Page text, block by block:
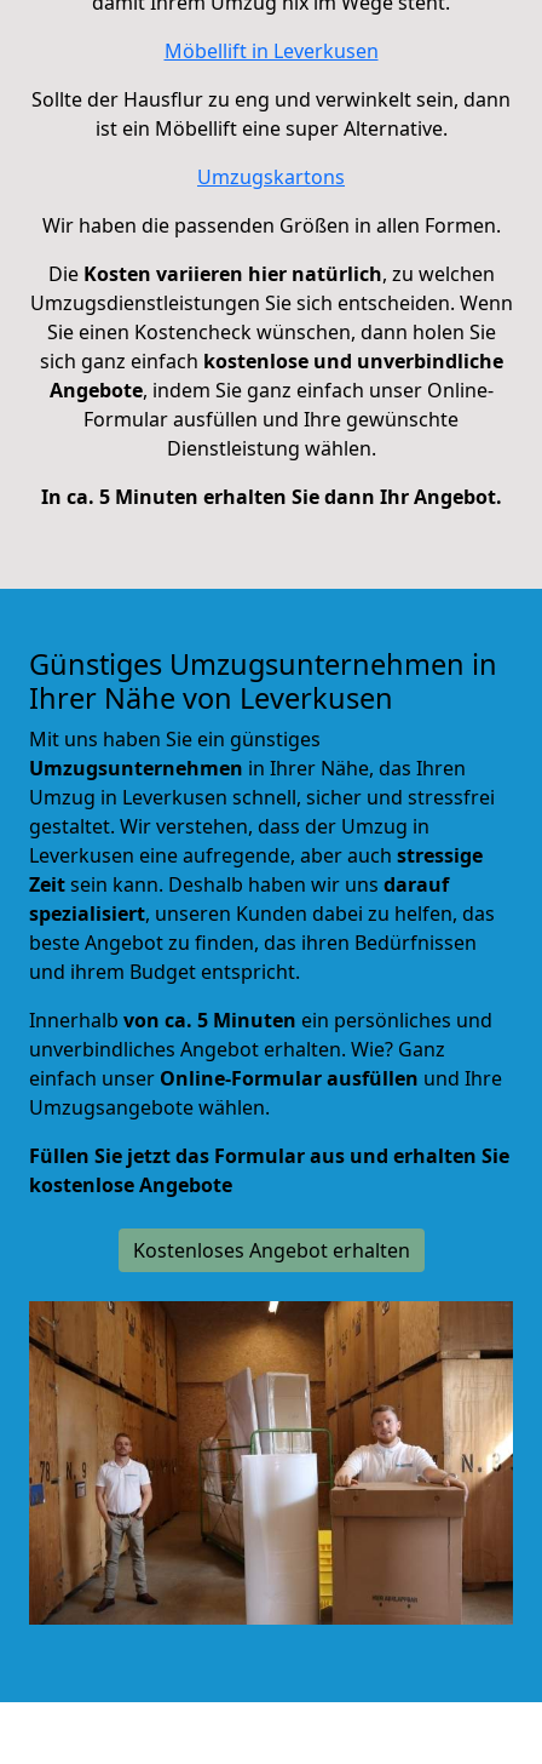
Möbellift in Leverkusen
Sollte der Hausflur zu eng und verwinkelt sein, dann
ist ein Möbellift eine super Alternative.
Umzugskartons
Wir haben die passenden Größen in allen Formen.
Die Kosten variieren hier natürlich, zu welchen
Umzugsdienstleistungen Sie sich entscheiden. Wenn
Sie einen Kostencheck wünschen, dann holen Sie
sich ganz einfach kostenlose und unverbindliche
Angebote, indem Sie ganz einfach unser Online-
Formular ausfüllen und Ihre gewünschte
Dienstleistung wählen.
In ca. 5 Minuten erhalten Sie dann Ihr Angebot.
Günstiges Umzugsunternehmen in
Ihrer Nähe von Leverkusen
Mit uns haben Sie ein günstiges
Umzugsunternehmen in Ihrer Nähe, das Ihren
Umzug in Leverkusen schnell, sicher und stressfrei
gestaltet. Wir verstehen, dass der Umzug in
Leverkusen eine aufregende, aber auch stressige
Zeitsein kann. Deshalb haben wir uns darauf
spezialisiert, unseren Kunden dabei zu helfen, das
beste Angebot zu finden, das ihren Bedürfnissen
und ihrem Budget entspricht.
Innerhalb von ca. 5 Minuten ein persönliches und
unverbindliches Angebot erhalten. Wie? Ganz
einfach unser Online-Formular ausfüllen und Ihre
Umzugsangebote wählen.
Füllen Sie jetzt das Formular aus und erhalten Sie
kostenlose Angebote
Kostenloses Angebot erhalten